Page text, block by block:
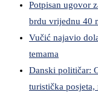
Potpisan ugovor
brdu vrijednu 40
Vučić najavio
temama
Danski političar:
turistička